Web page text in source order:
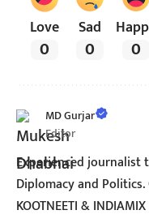
Love
0
Sad
0 0
MD Gurjar
Editor
Experienced
Diplomacy and
KOOTNEETI & INDIAMIX